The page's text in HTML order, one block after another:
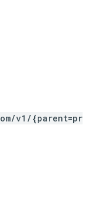
v1/{parent=pr